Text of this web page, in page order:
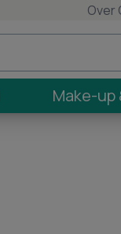
Over
Make-up